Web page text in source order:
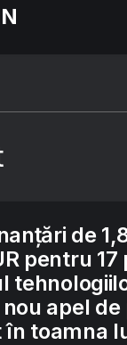
de
pentru 17
apel de
toamna